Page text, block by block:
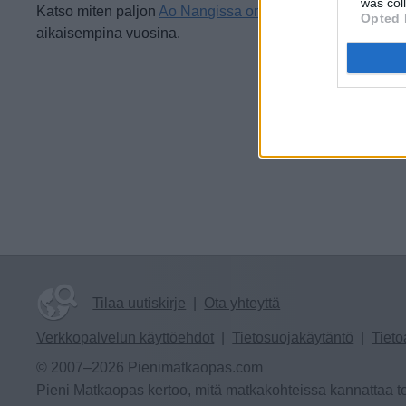
Opted
Katso miten paljon Ao Nangissa on satanut toukokuussa
aikaisempina vuosina.
Tilaa uutiskirje Ota yhteyttä
Verkkopalvelun käyttöehdot Tietosuojakäytäntö
© 2007–2026 Pienimatkaopas.com
Pieni Matkaopas kertoo, mitä matkakohteissa kannattaa